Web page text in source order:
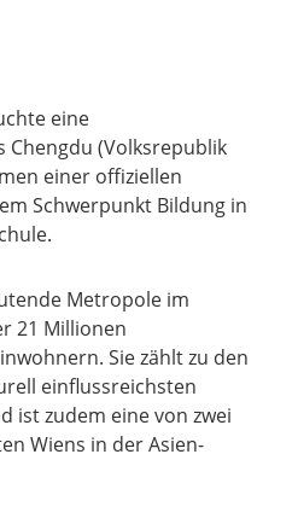
eine
Chengdu (Volksrepublik
einer offiziellen
Schwerpunkt Bildung in
Metropole im
21 Millionen
Sie zählt zu den
einflussreichsten
ist zudem eine von zwei
Wiens in der Asien-